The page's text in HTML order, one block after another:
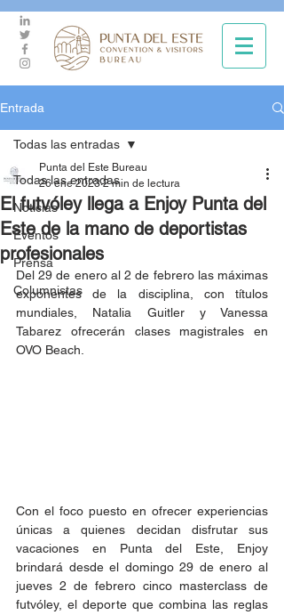
Entrada
Todas las entradas
Noticias
Eventos
Prensa
Columnistas
Todas las entradas
El futvóley llega a Enjoy Punta del
Este de la mano de deportistas
profesionales
Punta del Este Bureau
26 ene 2023 2 min de lectura
Del 29 de enero al 2 de febrero las máximas
exponentes de la disciplina, con títulos
mundiales, Natalia Guitler y Vanessa
Tabarez ofrecerán clases magistrales en
OVO Beach.
Con el foco puesto en ofrecer experiencias
únicas a quienes decidan disfrutar sus
vacaciones en Punta del Este, Enjoy
brindará desde el domingo 29 de enero al
jueves 2 de febrero cinco masterclass de
futvóley, el deporte que combina las reglas